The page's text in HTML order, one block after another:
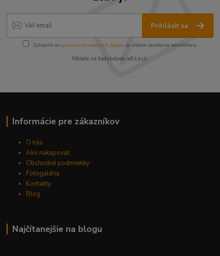
Prihlásiť sa
Súhlasím sospracovaním osobných údajov za účelom zasielania newslettera.
Môžete sa kedykoľvek odhlásiť.
Informácie pre zákazníkov
O nás
Ako nakupovať
Obchodné podmienky
Fotogaléria
Kontakty
Blog
Najčítanejšie na blogu